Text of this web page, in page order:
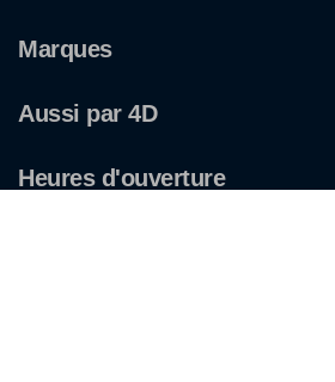
Marques
Aussi par 4D
Heures d'ouverture